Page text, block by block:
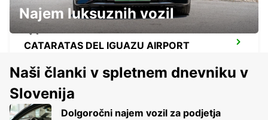
CATARATAS DEL IGUAZU AIRPORT
Najem luksuznih vozil
Naši članki v spletnem dnevniku v
Slovenija
Dolgoročni najem vozil za podjetja